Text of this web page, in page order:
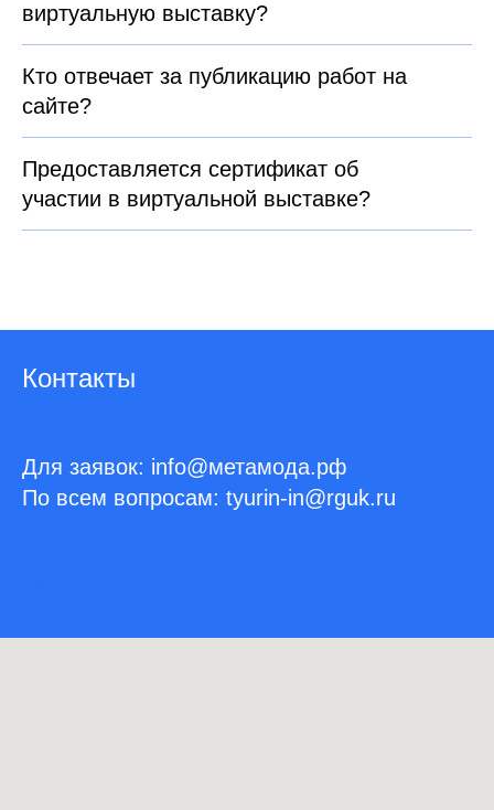
виртуальную выставку?
Кто отвечает за публикацию работ на
сайте?
Предоставляется сертификат об
участии в виртуальной выставке?
Контакты
Для заявок: info@метамода.рф
По всем вопросам: tyurin-in@rguk.ru